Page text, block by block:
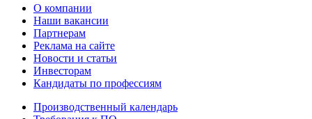
О компании
Наши вакансии
Партнерам
Реклама на сайте
Новости и статьи
Инвесторам
Кандидаты по профессиям
Производственный календарь